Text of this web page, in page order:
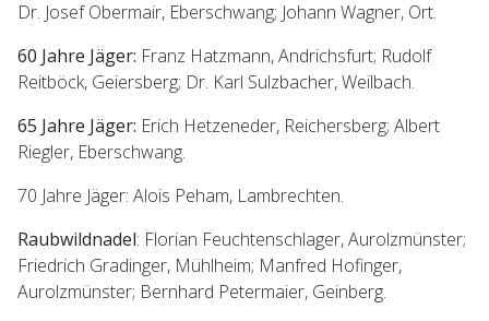
Dr. Josef Obermair, Eberschwang; Johann Wagner, Ort.
60 Jahre Jäger: Franz Hatzmann, Andrichsfurt; Rudolf
Reitböck, Geiersberg; Dr. Karl Sulzbacher, Weilbach.
65 Jahre Jäger: Erich Hetzeneder, Reichersberg; Albert
Riegler, Eberschwang.
70 Jahre Jäger: Alois Peham, Lambrechten.
Raubwildnadel: Florian Feuchtenschlager, Aurolzmünster;
Friedrich Gradinger, Mühlheim; Manfred Hofinger,
Aurolzmünster; Bernhard Petermaier, Geinberg.